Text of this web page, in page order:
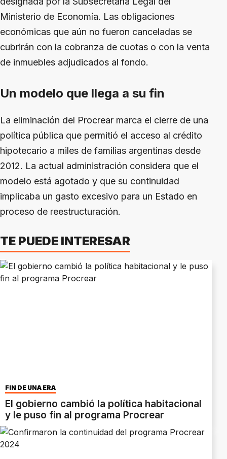
Ministerio de Economía. Las obligaciones
económicas que aún no fueron canceladas se
cubrirán con la cobranza de cuotas o con la venta
de inmuebles adjudicados al fondo.
Un modelo que llega a su fin
La eliminación del Procrear marca el cierre de una
política pública que permitió el acceso al crédito
hipotecario a miles de familias argentinas desde
2012. La actual administración considera que el
modelo está agotado y que su continuidad
implicaba un gasto excesivo para un Estado en
proceso de reestructuración.
TE PUEDE INTERESAR
FIN DE UNA ERA
El gobierno cambió la política habitacional
y le puso fin al programa Procrear